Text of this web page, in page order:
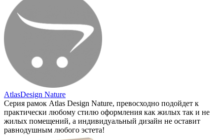
AtlasDesign Nature
Серия рамок Atlas Design Nature, превосходно подойдет к
практически любому стилю оформления как жилых так и не
жилых помещений, а индивидуальный дизайн не оставит
равнодушным любого эстета!